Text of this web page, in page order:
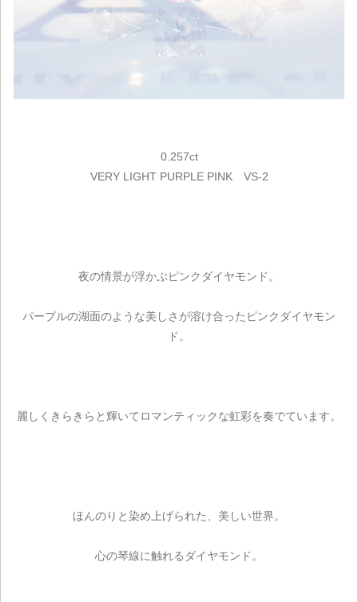
0.257ct
VERY LIGHT PURPLE PINK VS-2
夜の情景が浮かぶピンクダイヤモンド。
パープルの湖面のような美しさが溶け合ったピンクダイヤモン
ド。
麗しくきらきらと輝いてロマンティックな虹彩を奏でています。
ほんのりと染め上げられた、美しい世界。
心の琴線に触れるダイヤモンド。